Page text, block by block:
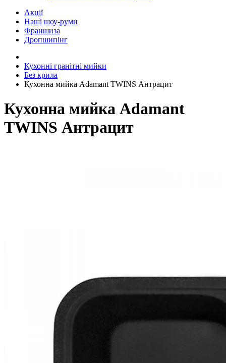
Акції
Наші шоу-руми
Франшиза
Дропшипінг
Кухонні гранітні мийки
Без крила
Кухонна мийка Adamant TWINS Антрацит
Кухонна мийка Adamant
TWINS Антрацит